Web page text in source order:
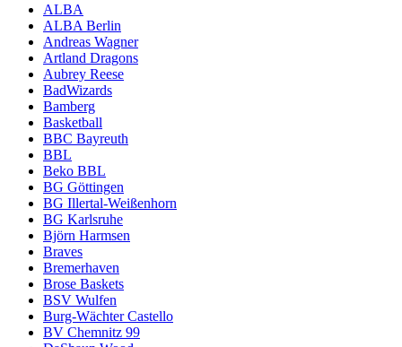
ALBA
ALBA Berlin
Andreas Wagner
Artland Dragons
Aubrey Reese
BadWizards
Bamberg
Basketball
BBC Bayreuth
BBL
Beko BBL
BG Göttingen
BG Illertal-Weißenhorn
BG Karlsruhe
Björn Harmsen
Braves
Bremerhaven
Brose Baskets
BSV Wulfen
Burg-Wächter Castello
BV Chemnitz 99